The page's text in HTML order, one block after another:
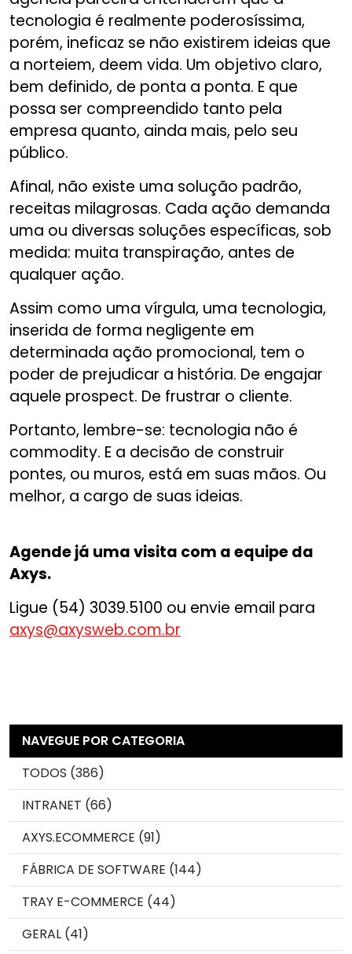
tecnologia é realmente poderosíssima,
porém, ineficaz se não existirem ideias que
a norteiem, deem vida. Um objetivo claro,
bem definido, de ponta a ponta. E que
possa ser compreendido tanto pela
empresa quanto, ainda mais, pelo seu
público.
Afinal, não existe uma solução padrão,
receitas milagrosas. Cada ação demanda
uma ou diversas soluções específicas, sob
medida: muita transpiração, antes de
qualquer ação.
Assim como uma vírgula, uma tecnologia,
inserida de forma negligente em
determinada ação promocional, tem o
poder de prejudicar a história. De engajar
aquele prospect. De frustrar o cliente.
Portanto, lembre-se: tecnologia não é
commodity. E a decisão de construir
pontes, ou muros, está em suas mãos. Ou
melhor, a cargo de suas ideias.
Agende já uma visita com a equipe da
Axys.
Ligue (54) 3039.5100 ou envie email para
axys@axysweb.com.br
NAVEGUE POR CATEGORIA
TODOS (386)
INTRANET (66)
AXYS.ECOMMERCE (91)
FÁBRICA DE SOFTWARE (144)
TRAY E-COMMERCE (44)
GERAL (41)